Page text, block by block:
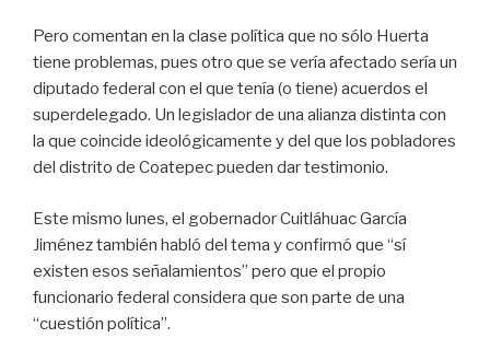
Pero comentan en la clase política que no sólo Huerta
tiene problemas, pues otro que se vería afectado sería un
diputado federal con el que tenía (o tiene) acuerdos el
superdelegado. Un legislador de una alianza distinta con
la que coincide ideológicamente y del que los pobladores
del distrito de Coatepec pueden dar testimonio.
Este mismo lunes, el gobernador Cuitláhuac García
Jiménez también habló del tema y confirmó que “sí
existen esos señalamientos” pero que el propio
funcionario federal considera que son parte de una
“cuestión política”.